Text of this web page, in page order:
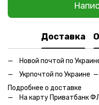
Доставка
Новой почтой по
Укрпочтой по Украине
Подробнее о доставке
На карту Приватбанк